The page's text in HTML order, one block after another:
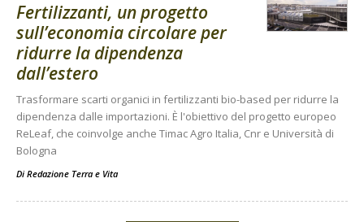
Fertilizzanti, un progetto
sull’economia circolare per
ridurre la dipendenza
dall’estero
Trasformare scarti organici in fertilizzanti bio-based per ridurre la
dipendenza dalle importazioni. È l'obiettivo del progetto europeo
ReLeaf, che coinvolge anche Timac Agro Italia, Cnr e Università di
Bologna
Di Redazione Terra e Vita